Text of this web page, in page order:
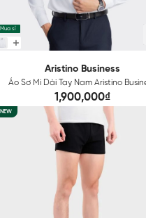
Mua sỉ
Aristino Business
Áo Sơ Mi Dài Tay Nam Aristino
Regular Fit 1LS251S0H2
1,900,000₫
NEW